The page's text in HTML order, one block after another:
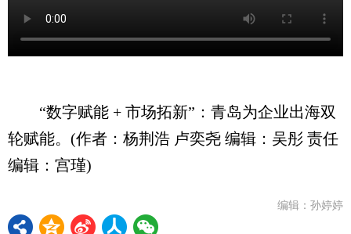
“数字赋能 + 市场拓新”：青岛为企业出海双
轮赋能。(作者：杨荆浩 卢奕尧 编辑：吴彤 责任
编辑：宫瑾)
编辑：孙婷婷